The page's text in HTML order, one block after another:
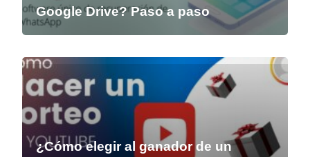
Google Drive? Paso a paso
¿Cómo elegir al ganador de un